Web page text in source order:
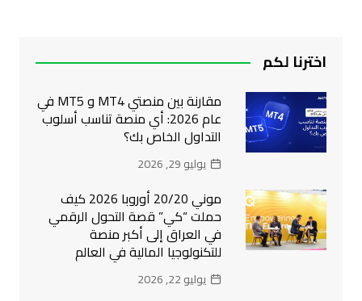
اخترنا لكم
مقارنة بين منصتي MT4 و MT5 في
عام 2026: أي منصة تناسب أسلوب
التداول الخاص بك؟
يوليو 29, 2026
موني 20/20 أوروبا 2026 كيف
حملت “كي” قصة التحول الرقمي
في العراق إلى أكبر منصة
للتكنولوجيا المالية في العالم
يوليو 22, 2026